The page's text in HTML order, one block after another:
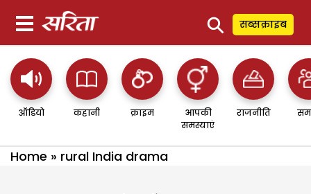
⚲ सब्सक्राइब
ऑडियो कहानी क्राइम
आपकी
समस्याएं
राजनीति
Home » rural India drama